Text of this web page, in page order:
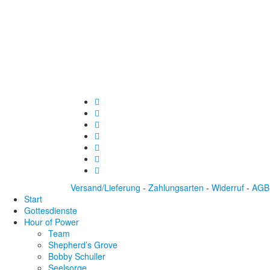
Versand/Lieferung - Zahlungsarten - Widerruf - AGB
Start
Gottesdienste
Hour of Power
Team
Shepherd’s Grove
Bobby Schuller
Seelsorge